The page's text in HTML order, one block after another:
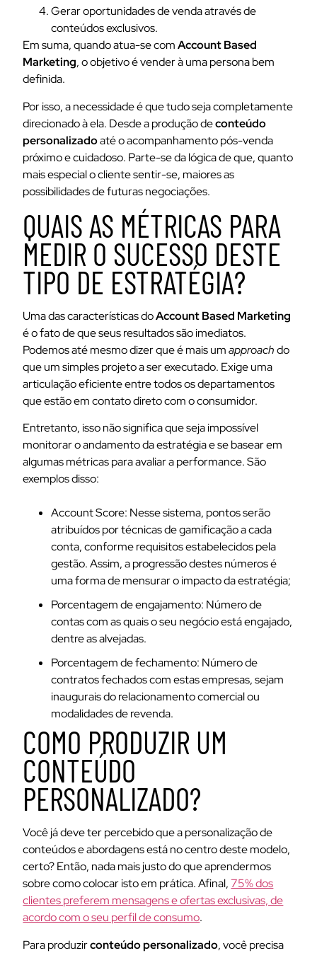
Gerar oportunidades de venda através de
conteúdos exclusivos.
Em suma, quando atua-se comAccount Based
Marketing, o objetivo é vender à uma persona bem
definida.
Por isso, a necessidade é que tudo seja completamente
direcionado à ela. Desde a produção deconteúdo
personalizadoaté o acompanhamento pós-venda
próximo e cuidadoso. Parte-se da lógica de que, quanto
mais especial o cliente sentir-se, maiores as
possibilidades de futuras negociações.
QUAIS AS MÉTRICAS PARA
MEDIR O SUCESSO DESTE
TIPO DE ESTRATÉGIA?
Uma das características doAccount Based Marketing
é o fato de que seus resultados são imediatos.
Podemos até mesmo dizer que é mais umapproachdo
que um simples projeto a ser executado. Exige uma
articulação eficiente entre todos os departamentos
que estão em contato direto com o consumidor.
Entretanto, isso não significa que seja impossível
monitorar o andamento da estratégia e se basear em
algumas métricas para avaliar a performance. São
exemplos disso:
Account Score: Nesse sistema, pontos serão
atribuídos por técnicas de gamificação a cada
conta, conforme requisitos estabelecidos pela
gestão. Assim, a progressão destes números é
uma forma de mensurar o impacto da estratégia;
Porcentagem de engajamento: Número de
contas com as quais o seu negócio está engajado,
dentre as alvejadas.
Porcentagem de fechamento: Número de
contratos fechados com estas empresas, sejam
inaugurais do relacionamento comercial ou
modalidades de revenda.
COMO PRODUZIR UM
CONTEÚDO
PERSONALIZADO?
Você já deve ter percebido que a personalização de
conteúdos e abordagens está no centro deste modelo,
certo? Então, nada mais justo do que aprendermos
sobre como colocar isto em prática. Afinal,75% dos
clientes preferem mensagens e ofertas exclusivas, de
acordo com o seu perfil de consumo.
Para produzirconteúdo personalizado, você precisa